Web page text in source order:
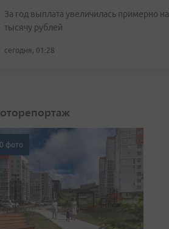
За год выплата увеличилась примерно на
тысячу рублей
сегодня, 01:28
фото